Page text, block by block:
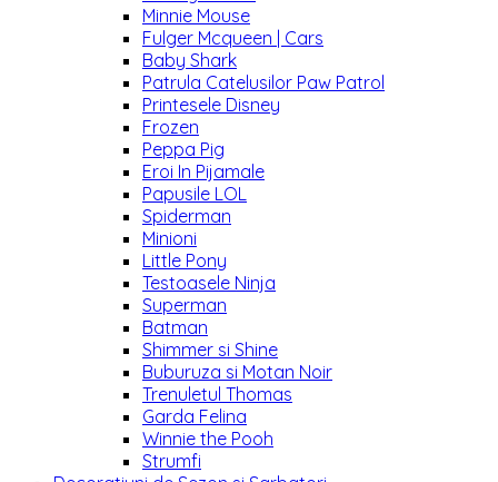
Minnie Mouse
Fulger Mcqueen | Cars
Baby Shark
Patrula Catelusilor Paw Patrol
Printesele Disney
Frozen
Peppa Pig
Eroi In Pijamale
Papusile LOL
Spiderman
Minioni
Little Pony
Testoasele Ninja
Superman
Batman
Shimmer si Shine
Buburuza si Motan Noir
Trenuletul Thomas
Garda Felina
Winnie the Pooh
Strumfi